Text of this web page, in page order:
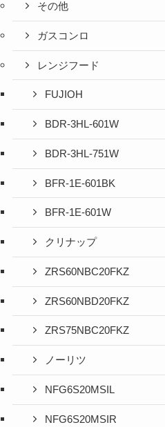
その他
ガスコンロ
レンジフード
FUJIOH
BDR-3HL-601W
BDR-3HL-751W
BFR-1E-601BK
BFR-1E-601W
クリナップ
ZRS60NBC20FKZ
ZRS60NBD20FKZ
ZRS75NBC20FKZ
ノーリツ
NFG6S20MSIL
NFG6S20MSIR